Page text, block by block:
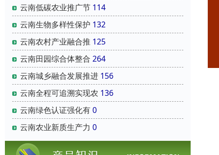
云南‌低碳农业‌推广节 114
云南‌生物多样性保护‌ 132
云南‌农村产业融合‌推 125
云南‌田园综合体‌整合 264
云南‌城乡融合发展推进 156
云南‌全程可追溯实现农 136
云南‌绿色认证‌强化有0
云南‌农业新质生产力‌ 0